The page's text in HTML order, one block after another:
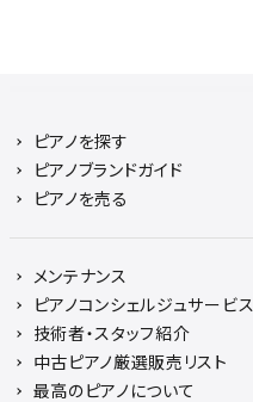
ピアノを探す
ピアノブランドガイド
ピアノを売る
メンテナンス
ピアノコンシェルジュサービス
技術者・スタッフ紹介
中古ピアノ厳選販売リスト
最高のピアノについて